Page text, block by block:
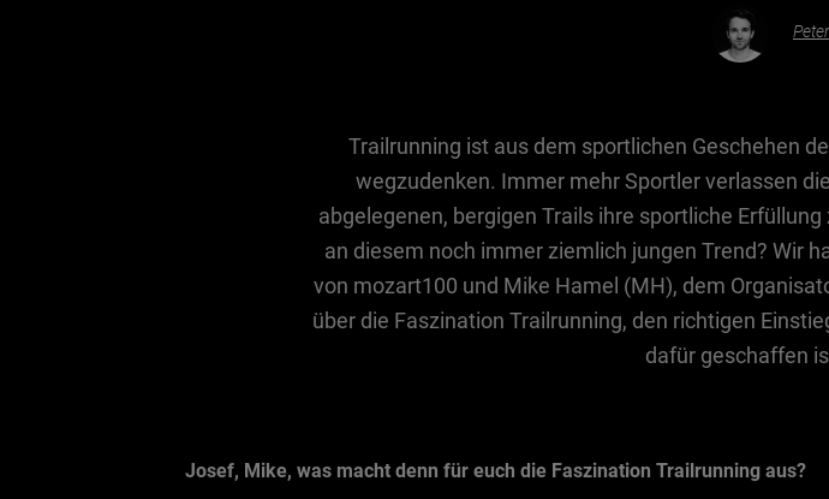
Trailrunning ist aus dem sportlichen Geschehen
wegzudenken. Immer mehr Sportler verlassen
abgelegenen, bergigen Trails ihre sportliche
an diesem noch immer ziemlich jungen Trend? Wir
von mozart100 und Mike Hamel (MH), dem
über die Faszination Trailrunning, den richtigen
dafür geschaffen
Josef, Mike, was macht denn für euch die Faszination Trailrunning aus?